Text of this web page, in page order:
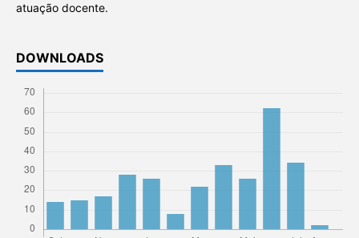
atuação docente.
DOWNLOADS